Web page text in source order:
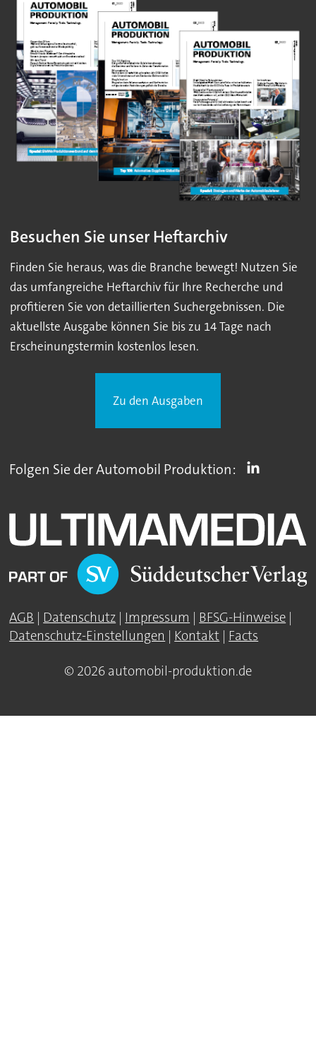
Besuchen Sie unser Heftarchiv
Finden Sie heraus, was die Branche bewegt! Nutzen Sie
das umfangreiche Heftarchiv für Ihre Recherche und
profitieren Sie von detaillierten Suchergebnissen. Die
aktuellste Ausgabe können Sie bis zu 14 Tage nach
Erscheinungstermin kostenlos lesen.
Zu den Ausgaben
Folgen Sie der Automobil Produktion:
AGB | Datenschutz | Impressum | BFSG-Hinweise |
Datenschutz-Einstellungen | Kontakt | Facts
© 2026 automobil-produktion.de